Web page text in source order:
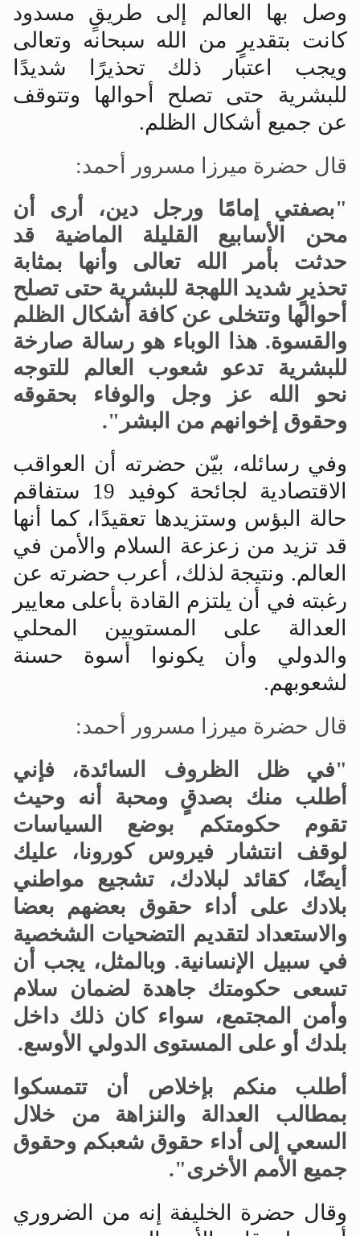
وصل بها العالم إلى طريقٍ مسدود
كانت بتقديرٍ من الله سبحانه وتعالى
ويجب اعتبار ذلك تحذيرًا شديدًا
للبشرية حتى تصلح أحوالها وتتوقف
عن جميع أشكال الظلم.
قال حضرة ميرزا مسرور أحمد:
"بصفتي إمامًا ورجل دين، أرى أن
محن الأسابيع القليلة الماضية قد
حدثت بأمر الله تعالى وأنها بمثابة
تحذيرٍ شديد اللهجة للبشرية حتى تصلح
أحوالها وتتخلى عن كافة أشكال الظلم
والقسوة. هذا الوباء هو رسالة صارخة
للبشرية تدعو شعوب العالم للتوجه
نحو الله عز وجل والوفاء بحقوقه
وحقوق إخوانهم من البشر".
وفي رسائله، بيّن حضرته أن العواقب
الاقتصادية لجائحة كوفيد 19 ستفاقم
حالة البؤس وستزيدها تعقيدًا، كما أنها
قد تزيد من زعزعة السلام والأمن في
العالم. ونتيجة لذلك، أعرب حضرته عن
رغبته في أن يلتزم القادة بأعلى معايير
العدالة على المستويين المحلي
والدولي وأن يكونوا أسوة حسنة
لشعوبهم.
قال حضرة ميرزا مسرور أحمد:
"في ظل الظروف السائدة، فإني
أطلب منك بصدقٍ ومحبة أنه وحيث
تقوم حكومتكم بوضع السياسات
لوقف انتشار فيروس كورونا، عليك
أيضًا، كقائد لبلادك، تشجيع مواطني
بلادك على أداء حقوق بعضهم بعضا
والاستعداد لتقديم التضحيات الشخصية
في سبيل الإنسانية. وبالمثل، يجب أن
تسعى حكومتك جاهدة لضمان سلام
وأمن المجتمع، سواء كان ذلك داخل
بلدك أو على المستوى الدولي الأوسع.
أطلب منكم بإخلاص أن تتمسكوا
بمطالب العدالة والنزاهة من خلال
السعي إلى أداء حقوق شعبكم وحقوق
جميع الأمم الأخرى".
وقال حضرة الخليفة إنه من الضروري